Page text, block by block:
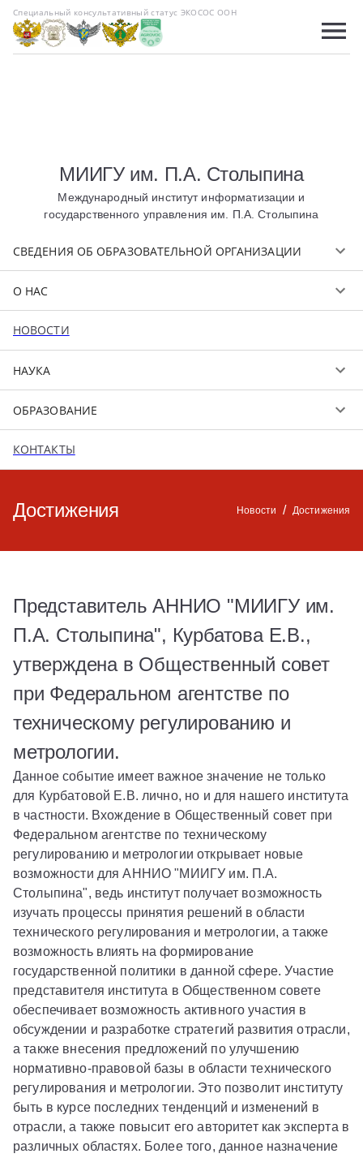
Специальный консультативный статус ЭКОСОС ООН
МИИГУ им. П.А. Столыпина
Международный институт информатизации и
государственного управления им. П.А. Столыпина
СВЕДЕНИЯ ОБ ОБРАЗОВАТЕЛЬНОЙ ОРГАНИЗАЦИИ
О НАС
НОВОСТИ
НАУКА
ОБРАЗОВАНИЕ
КОНТАКТЫ
Достижения Новости / Достижения
Представитель АННИО "МИИГУ им.
П.А. Столыпина", Курбатова Е.В.,
утверждена в Общественный совет
при Федеральном агентстве по
техническому регулированию и
метрологии.
Данное событие имеет важное значение не только
для Курбатовой Е.В. лично, но и для нашего института
в частности. Вхождение в Общественный совет при
Федеральном агентстве по техническому
регулированию и метрологии открывает новые
возможности для АННИО "МИИГУ им. П.А.
Столыпина", ведь институт получает возможность
изучать процессы принятия решений в области
технического регулирования и метрологии, а также
возможность влиять на формирование
государственной политики в данной сфере. Участие
представителя института в Общественном совете
обеспечивает возможность активного участия в
обсуждении и разработке стратегий развития отрасли,
а также внесения предложений по улучшению
нормативно-правовой базы в области технического
регулирования и метрологии. Это позволит институту
быть в курсе последних тенденций и изменений в
отрасли, а также повысит его авторитет как эксперта в
различных областях. Более того, данное назначение